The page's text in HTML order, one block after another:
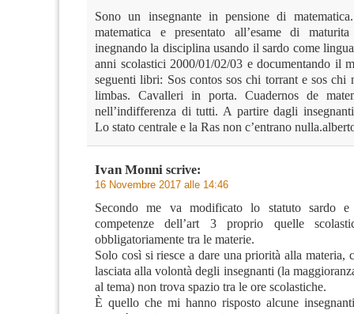
Sono un insegnante in pensione di
matematica e presentato all’esame di
inegnando la disciplina usando il sardo come
anni scolastici 2000/01/02/03 e documentando il
seguenti libri: Sos contos sos chi torrant e sos chi
limbas. Cavalleri in porta. Cuadernos de
nell’indifferenza di tutti. A partire dagli
Lo stato centrale e la Ras non c’entrano
Ivan Monni scrive:
16 Novembre 2017 alle 14:46
Secondo me va modificato lo statuto sardo
competenze dell’art 3 proprio quelle
obbligatoriamente tra le materie.
Solo così si riesce a dare una priorità alla materia,
lasciata alla volontà degli insegnanti (la
al tema) non trova spazio tra le ore scolastiche.
È quello che mi hanno risposto alcune